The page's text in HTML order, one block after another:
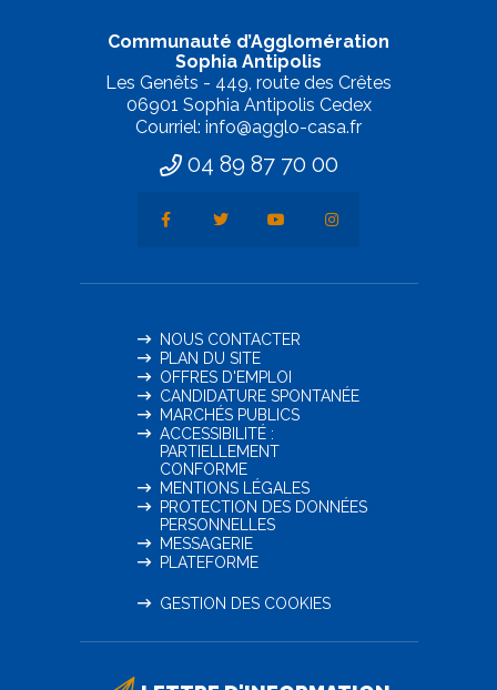
Communauté d’Agglomération
Sophia Antipolis
Les Genêts - 449, route des Crêtes
06901 Sophia Antipolis Cedex
Courriel: info@agglo-casa.fr
04 89 87 70 00
NOUS CONTACTER
PLAN DU SITE
OFFRES D'EMPLOI
CANDIDATURE SPONTANÉE
MARCHÉS PUBLICS
ACCESSIBILITÉ :
PARTIELLEMENT
CONFORME
MENTIONS LÉGALES
PROTECTION DES DONNÉES
PERSONNELLES
MESSAGERIE
PLATEFORME
GESTION DES COOKIES